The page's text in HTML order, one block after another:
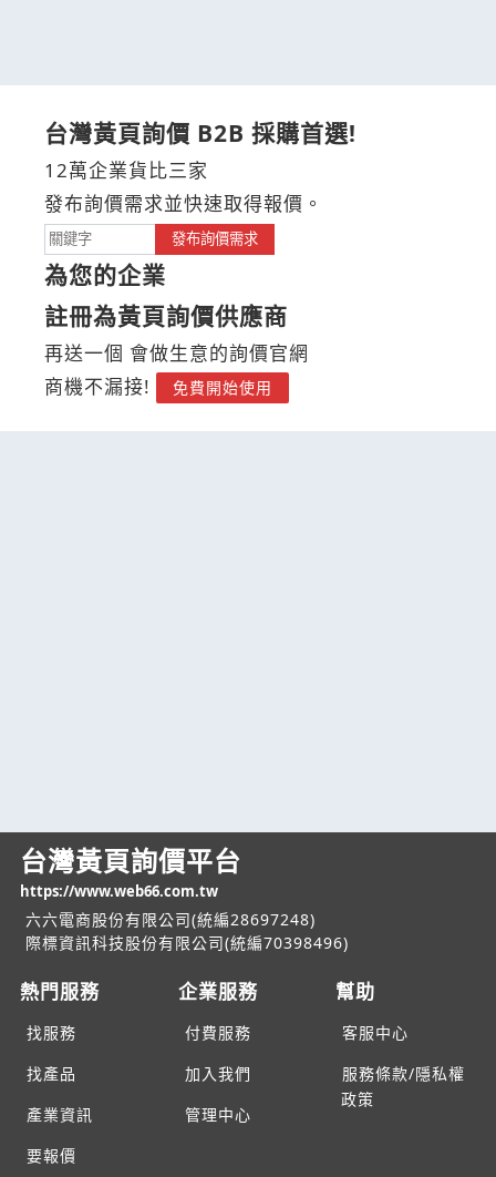
台灣黃頁詢價 B2B 採購首選!
12萬企業貨比三家
發布詢價需求並快速取得報價。
發布詢價需求
為您的企業
註冊為黃頁詢價供應商
再送一個 會做生意的詢價官網
商機不漏接!
免費開始使用
台灣黃頁詢價平台
https://www.web66.com.tw
六六電商股份有限公司(統編28697248)
際標資訊科技股份有限公司(統編70398496)
熱門服務
找服務
找產品
產業資訊
要報價
企業服務
付費服務
加入我們
管理中心
幫助
客服中心
服務條款/隱私權
政策